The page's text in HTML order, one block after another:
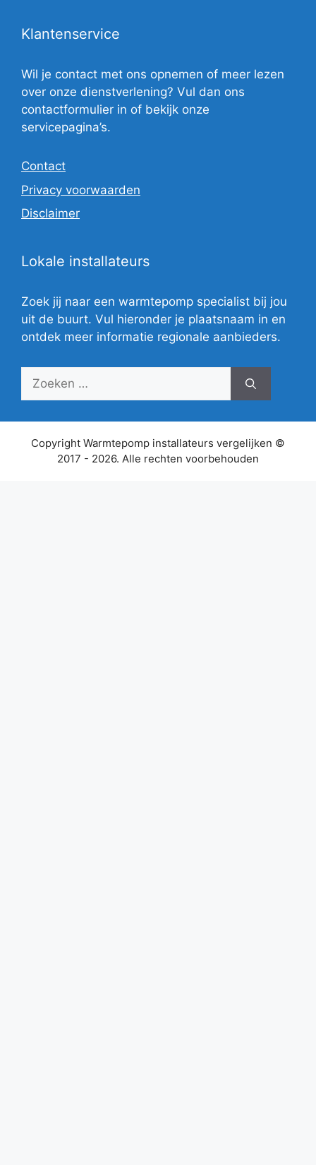
Klantenservice
Wil je contact met ons opnemen of meer lezen
over onze dienstverlening? Vul dan ons
contactformulier in of bekijk onze
servicepagina’s.
Contact
Privacy voorwaarden
Disclaimer
Lokale installateurs
Zoek jij naar een warmtepomp specialist bij jou
uit de buurt. Vul hieronder je plaatsnaam in en
ontdek meer informatie regionale aanbieders.
Zoek
Copyright Warmtepomp installateurs vergelijken ©
2017 - 2026. Alle rechten voorbehouden